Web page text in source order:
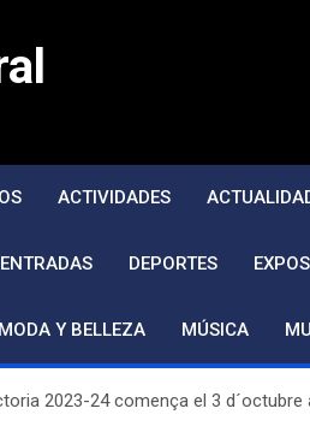
ACTIVIDADES
DEPORTES
MODA Y BELLEZA MÚSICA
2023-24 comença el 3